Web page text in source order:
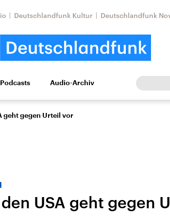
Deutschlandfunk Kultur Deutschlandfunk
Wissen Kultur Europa
Nahostkonflikt
Aktuelle Lage und
Iran
Aktuelle Lage und
Podcasts Audio-Archiv
geht gegen Urteil vor
USA geht gegen